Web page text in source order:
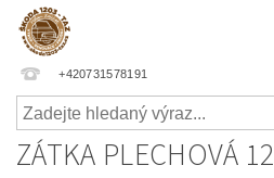
+420731578191
ZÁTKA PLECHOVÁ 12